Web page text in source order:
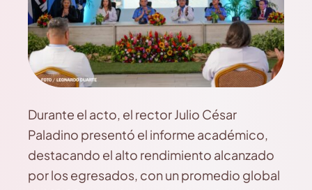
Durante el acto, el rector Julio César
Paladino presentó el informe académico,
destacando el alto rendimiento alcanzado
por los egresados, con un promedio global